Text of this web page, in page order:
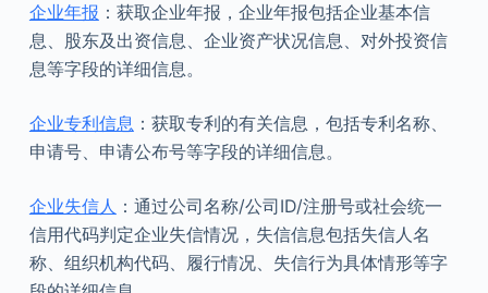
企业年报 ：获取企业年报，企业年报包括企业基本信
息、股东及出资信息、企业资产状况信息、对外投资信
息等字段的详细信息。
企业专利信息 ：获取专利的有关信息，包括专利名称、
申请号、申请公布号等字段的详细信息。
企业失信人 ：通过公司名称/公司ID/注册号或社会统一
信用代码判定企业失信情况，失信信息包括失信人名
称、组织机构代码、履行情况、失信行为具体情形等字